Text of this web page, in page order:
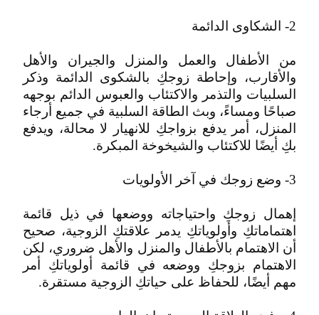
2- الشكاوى الدائمة
من الأطفال والعمل والمنزل والجيران والأهل
والأقارب، وإحاطة زوجكِ بالشكوى الدائمة وذكر
السلبيات والتذمر والاكتئاب والعبوس الدائم بوجهه
صباحًا ومساءً، وبث الطاقة السلبية في جميع أرجاء
المنزل، أمر يدفع بزواجكِ للانهيار لا محالة، ويدفع
بكِ أيضًا للاكتئاب والشيخوخة المبكرة.
3- وضع زوجك في آخر الأولويات
إهمال زوجكِ واحتياجاته ووضعها في ذيل قائمة
اهتماماتكِ وأولوياتكِ يدمر علاقتكِ الزوجية، صحيح
أن الاهتمام بالأطفال والمنزل والأهل ضروري، لكن
الاهتمام بزوجكِ ووضعه في قائمة أولوياتكِ أمر
مهم أيضًا، للحفاظ على حياتكِ الزوجية مستقرة.